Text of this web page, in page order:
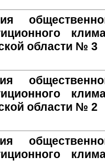
области № 3
области № 2